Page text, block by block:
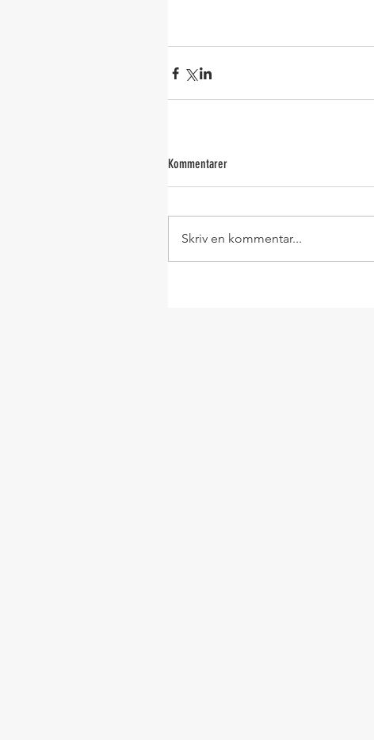
Kommentarer
Skriv en kommentar...